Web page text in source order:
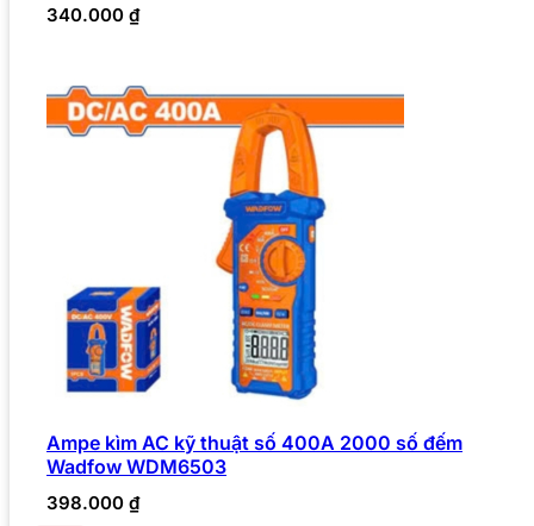
340.000 ₫
Ampe kìm AC kỹ thuật số 400A 2000 số đếm
Wadfow WDM6503
398.000 ₫